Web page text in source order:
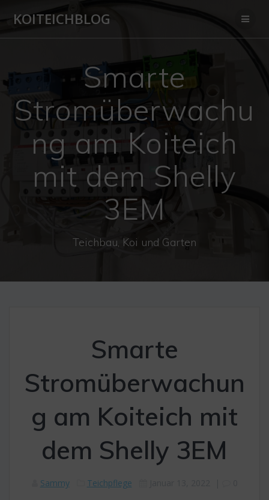
KOITEICHBLOG
Smarte
Stromüberwachu
ng am Koiteich
mit dem Shelly
3EM
Teichbau, Koi und Garten
Smarte
Stromüberwachun
g am Koiteich mit
dem Shelly 3EM
Sammy Teichpflege